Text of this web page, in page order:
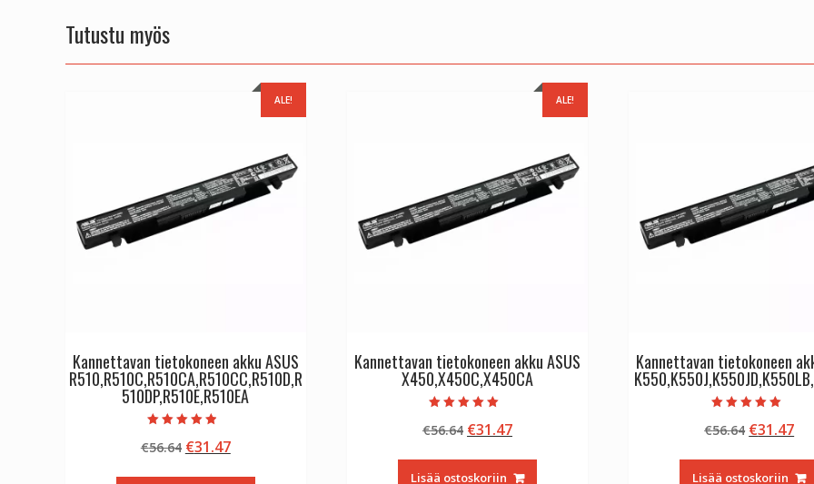
Tutustu myös
ALE!
Kannettavan tietokoneen akku ASUS
R510,R510C,R510CA,R510CC,R510D,R
510DP,R510E,R510EA
tuotteesta:
4.50
€56.64 Alkuperäinen
€31.47Nykyinen
ALE!
Kannettavan tietokoneen akku ASUS
X450,X450C,X450CA
tuotteesta:
5.00
€56.64 Alkuperäinen
oli:
€31.47Nykyinen
on:
Lisää ostoskoriin
Kannettavan tietokoneen
tuotteesta:
5.00
€56.64
oli:
€31.47
on:
Lisää ostoskoriin